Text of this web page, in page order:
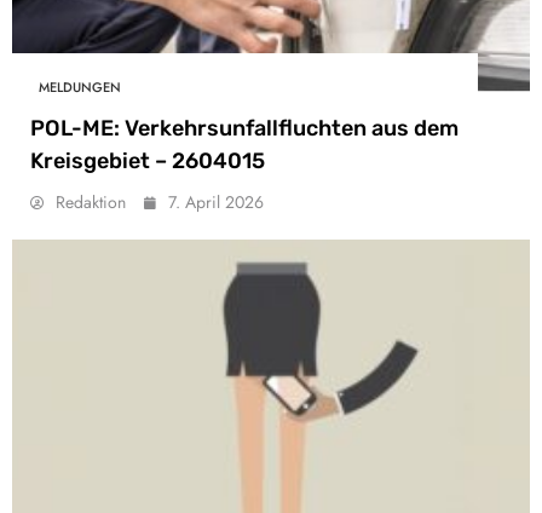
MELDUNGEN
POL-ME: Verkehrsunfallfluchten aus dem
Kreisgebiet – 2604015
Redaktion 7. April 2026